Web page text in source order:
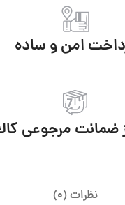
امن و ساده
نظرات (0)